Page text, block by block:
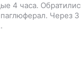
4 часа.
Через